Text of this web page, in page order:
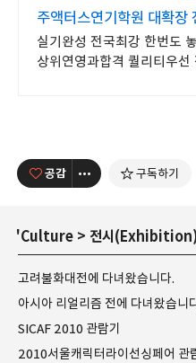
주액터스연기학원 대확
실기완성 전국최강 한번도
상위연영과합격 퀄리티우선
공감 구독하기
'Culture > 전시
고려불화대전에 다녀왔습니다.
아시아 리얼리즘 전에 다녀왔습니
SICAF 2010 관람기
2010서울캐릭터라이선싱페어